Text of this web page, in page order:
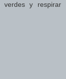
verdes y respirar